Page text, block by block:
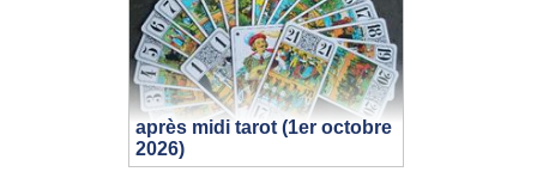
après midi tarot (1er octobre
2026)